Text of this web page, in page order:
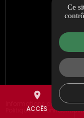
place
ACCÈS
27
Informations
Politique de
Ce